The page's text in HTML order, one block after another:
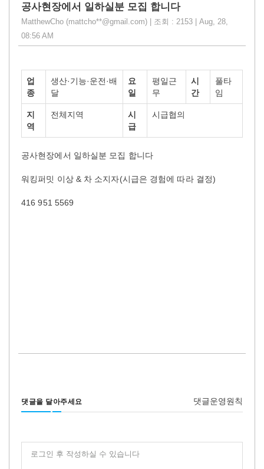
공사현장에서 일하실분 모집 합니다
MatthewCho (mattcho**@gmail.com) | 조회 : 2153 | Aug, 28,
08:56 AM
업
종
생산·기능·운전·배
달
요
일
평일근
무
시
간
풀타
임
지
역
전체지역
시
급
시급협의
공사현장에서 일하실분 모집 합니다
워킹퍼밋 이상 & 차 소지자(시급은 경험에 따라 결정)
416 951 5569
댓글을 달아주세요 댓글운영원칙
로그인 후 작성하실 수 있습니다